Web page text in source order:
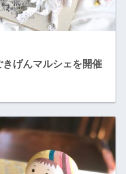
きげんマルシェを開催